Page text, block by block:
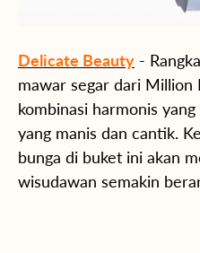
Delicate Beauty -
mawar segar dari Million
kombinasi harmonis
yang manis dan cantik.
bunga di buket ini akan
wisudawan semakin